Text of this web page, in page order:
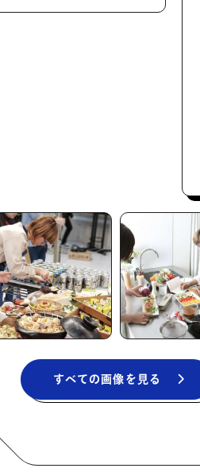
すべての画像を見る